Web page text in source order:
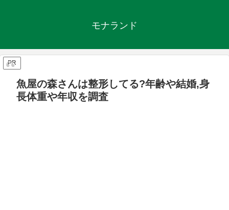
モナランド
PR
魚屋の森さんは整形してる?年齢や結婚,身
長体重や年収を調査